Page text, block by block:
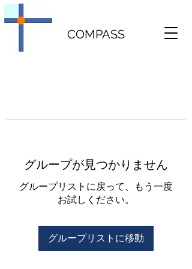
COMPASS
グループが見つかりません
グループリストに戻って、もう一度
お試しください。
グループリストに移動